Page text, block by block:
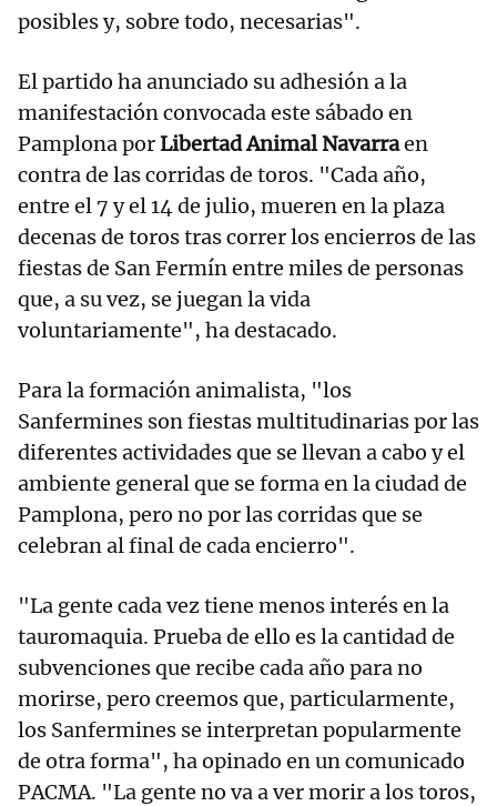
posibles y, sobre todo, necesarias".
El partido ha anunciado su adhesión a la
manifestación convocada este sábado en
Pamplona por Libertad Animal Navarraen
contra de las corridas de toros. "Cada año,
entre el 7 y el 14 de julio, mueren en la plaza
decenas de toros tras correr los encierros de las
fiestas de San Fermín entre miles de personas
que, a su vez, se juegan la vida
voluntariamente", ha destacado.
Para la formación animalista, "los
Sanfermines son fiestas multitudinarias por las
diferentes actividades que se llevan a cabo y el
ambiente general que se forma en la ciudad de
Pamplona, pero no por las corridas que se
celebran al final de cada encierro".
"La gente cada vez tiene menos interés en la
tauromaquia. Prueba de ello es la cantidad de
subvenciones que recibe cada año para no
morirse, pero creemos que, particularmente,
los Sanfermines se interpretan popularmente
de otra forma", ha opinado en un comunicado
PACMA. "La gente no va a ver morir a los toros,